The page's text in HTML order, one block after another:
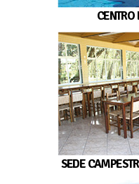
CENTRO
SEDE